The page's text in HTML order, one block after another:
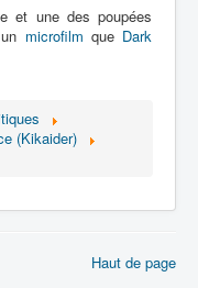
造 人間
et une des poupées
microfilm que Dark
(Kikaider)
Haut de page